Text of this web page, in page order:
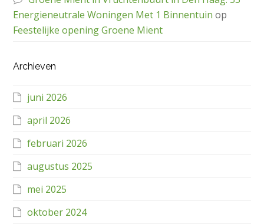
Energieneutrale Woningen Met 1 Binnentuin op
Feestelijke opening Groene Mient
Archieven
juni 2026
april 2026
februari 2026
augustus 2025
mei 2025
oktober 2024